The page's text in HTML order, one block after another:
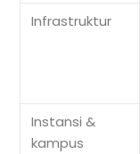
Infrastruktur
Instansi &
kampus